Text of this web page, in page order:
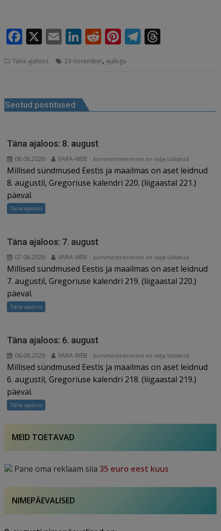
F
c
b
o
k
X E
ai
Li
k
dI
n
R
d
Pi
te
st
T
m d
Täna ajaloos 23 november, ajalugu
Seotud postitused
Täna ajaloos: 8. august
08.08.2026 VARA-WEB
Täna
ajaloos:
8.
kommenteerimine on välja lülitatud
Millised sündmused Eestis ja maailmas on aset leidnud
8. augustil, Gregoriuse kalendri 220. (liigaastal 221.)
päeval.
Täna ajaloos
Täna ajaloos: 7. august
07.08.2026 VARA-WEB
Täna
ajaloos:
7.
kommenteerimine on välja lülitatud
Millised sündmused Eestis ja maailmas on aset leidnud
7. augustil, Gregoriuse kalendri 219. (liigaastal 220.)
päeval.
Täna ajaloos
Täna ajaloos: 6. august
06.08.2026 VARA-WEB
Täna
ajaloos:
6.
kommenteerimine on välja lülitatud
Millised sündmused Eestis ja maailmas on aset leidnud
6. augustil, Gregoriuse kalendri 218. (liigaastal 219.)
päeval.
Täna ajaloos
MEID TOETAVAD
Pane oma reklaam siia35 euro eest kuus
NIMEPÄEVALISED